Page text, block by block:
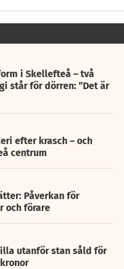
i Skellefteå – två
står för dörren: ”Det är
efter krasch – och
centrum
Påverkan för
och förare
utanför stan såld för